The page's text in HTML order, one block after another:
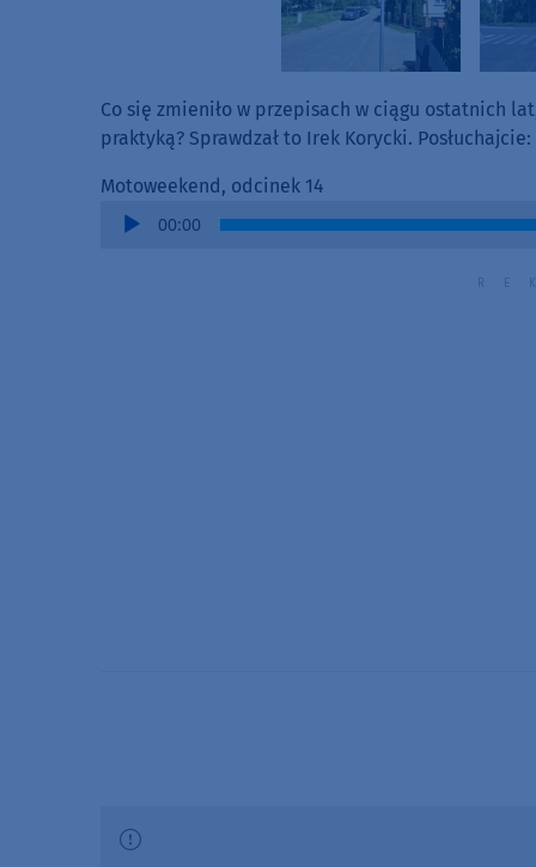
Co się zmieniło w przepisach w ciągu ostatnich
praktyką? Sprawdzał to Irek Korycki. Posłuchajcie:
Motoweekend, odcinek 14
Audio
00:00